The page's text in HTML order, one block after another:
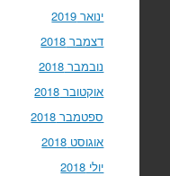
ינואר 2019
דצמבר 2018
נובמבר 2018
אוקטובר 2018
ספטמבר 2018
אוגוסט 2018
יולי 2018